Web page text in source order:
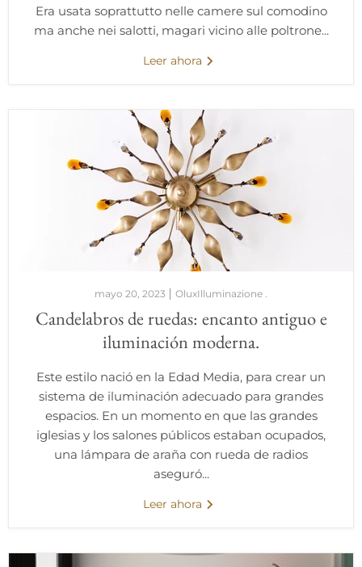
Era usata soprattutto nelle camere sul comodino
ma anche nei salotti, magari vicino alle poltrone...
Leer ahora
mayo 20, 2023 OluxIlluminazione .
Candelabros de ruedas: encanto antiguo e
iluminación moderna.
Este estilo nació en la Edad Media, para crear un
sistema de iluminación adecuado para grandes
espacios. En un momento en que las grandes
iglesias y los salones públicos estaban ocupados,
una lámpara de araña con rueda de radios
aseguró...
Leer ahora